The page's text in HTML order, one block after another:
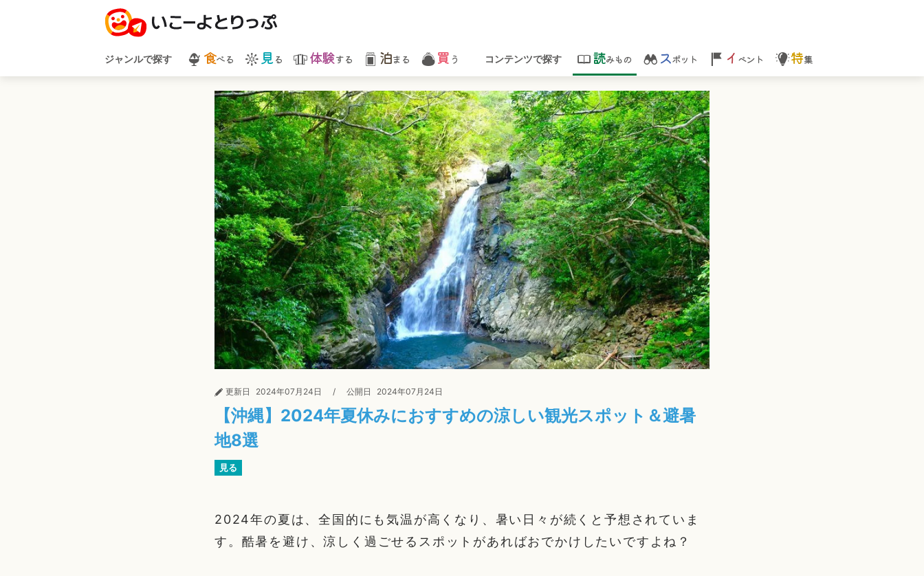
ジャンルで探す 食べる 見 る 体験する 泊まる 買 う コンテンツで探す 読みもの スポット イ ベント 特集
更新日 2024年07月24日 / 公開日 2024年07月24日
【沖縄】2024年夏休みにおすすめの涼しい観光スポット＆避暑
地8選
見る
2024年の夏は、全国的にも気温が高くなり、暑い日々が続くと予想されていま
す。酷暑を避け、涼しく過ごせるスポットがあればおでかけしたいですよね？